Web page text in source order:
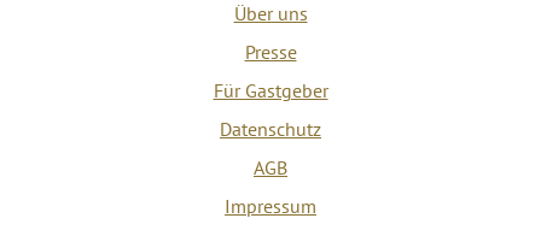
Über uns
Presse
Für Gastgeber
Datenschutz
AGB
Impressum